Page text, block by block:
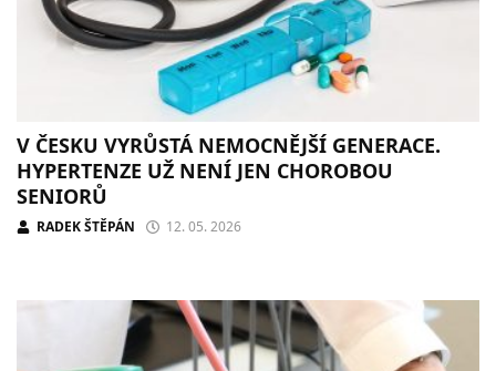
V ČESKU VYRŮSTÁ NEMOCNĚJŠÍ GENERACE.
HYPERTENZE UŽ NENÍ JEN CHOROBOU
SENIORŮ
RADEK ŠTĚPÁN 12. 05. 2026